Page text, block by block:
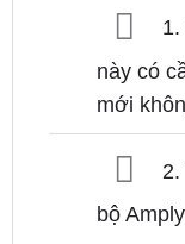
này có
mới
bộ